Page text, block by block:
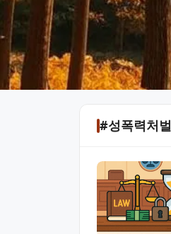
#성폭력처벌